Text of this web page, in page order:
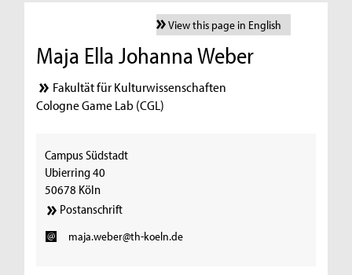
View this page in English
Maja Ella Johanna Weber
Fakultät für Kulturwissenschaften
Cologne Game Lab (CGL)
Campus Südstadt
Ubierring 40
50678 Köln
Postanschrift
maja.weber@th-koeln.de